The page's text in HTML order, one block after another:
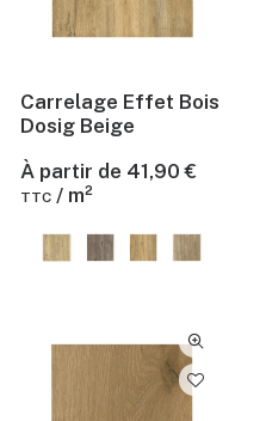
Carrelage Effet Bois
Dosig Beige
À partir de 41,90€
TTC / m²